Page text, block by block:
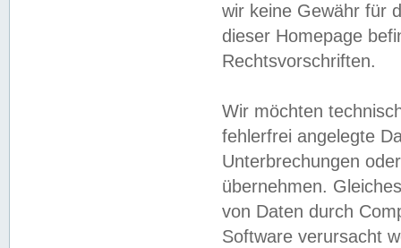
wir keine Gewähr für
dieser Homepage
Rechtsvorschriften.
Wir möchten
fehlerfrei angelegte
Unterbrechungen
übernehmen.
von Daten durch
Software verursacht